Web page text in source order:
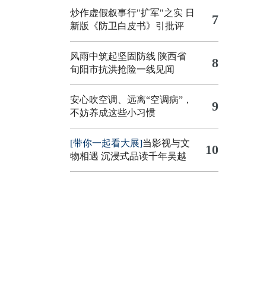
炒作虚假叙事行"扩军"之实 日
新版《防卫白皮书》引批评
7
风雨中筑起坚固防线 陕西省
旬阳市抗洪抢险一线见闻
8
安心吹空调、远离“空调病”，
不妨养成这些小习惯
9
[带你一起看大展]当影视与文
物相遇 沉浸式品读千年吴越
10